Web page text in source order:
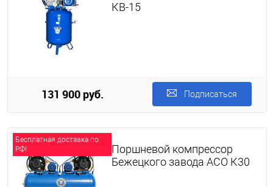
КВ-15
131 900 руб. Подписаться
Бесплатная доставка по
РФ!
Поршневой компрессор
Бежецкого завода АСО К30